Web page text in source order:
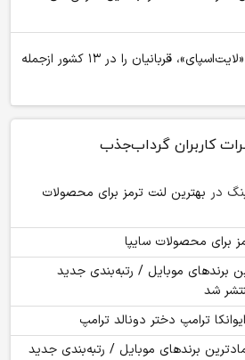
جاسوس‌افزار چینی «لایت‌اسپای»، قربانیان را در ۱۳ کشور ازجمله
کاربران گرداب‌جذب
در بهترین لنت ترمز برای محصولات
برای محصولات سایپا
برندهای موبایل / رتبه‌بندی جدید
ترامپ دختر دونالد ترامپ
برندهای موبایل / رتبه‌بندی جدید